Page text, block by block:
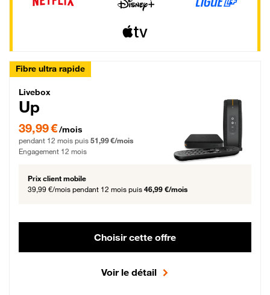
Fibre ultra rapide
Livebox Up Fibre
Livebox
Up
39,99 € par mois pendant 12 mois puis 51,99 € par mois, Engagement 12 mois
39,99 €/mois
pendant 12 mois puis 51,99 €/mois
Engagement 12 mois
Prix client mobile
39,99 €/mois pendant 12 mois puis 46,99 €/mois
Choisir cette offre
Voir le détail